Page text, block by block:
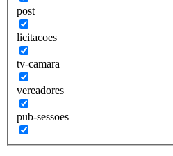
post
licitacoes
tv-camara
vereadores
pub-sessoes